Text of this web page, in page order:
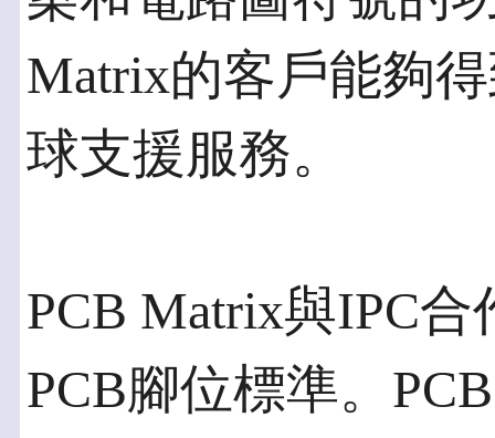
Matrix的客戶能夠
球支援服務。
PCB Matrix與IPC
PCB腳位標準。